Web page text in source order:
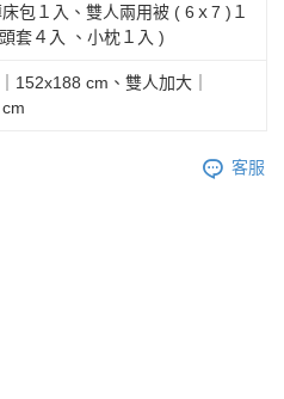
包１入、雙人兩用被 ( 6ｘ7 )１
套４入 、小枕１入 )
152x188 cm、雙人加大｜
客服